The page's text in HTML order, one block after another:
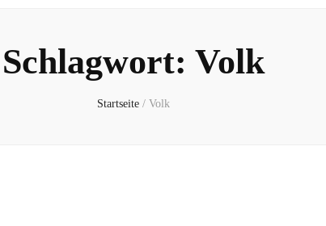
Schlagwort: Volk
Startseite / Volk